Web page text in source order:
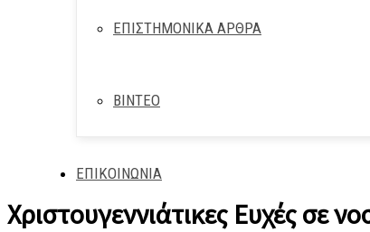
ΕΠΙΣΤΗΜΟΝΙΚΑ ΑΡΘΡΑ
ΒΙΝΤΕΟ
ΕΠΙΚΟΙΝΩΝΙΑ
Χριστουγεννιάτικες Ευχές σε